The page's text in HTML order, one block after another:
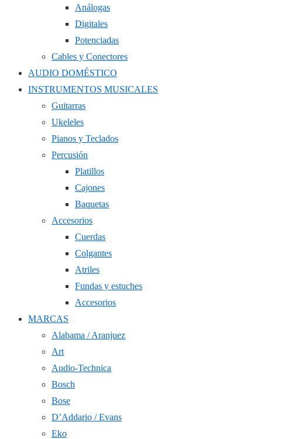
Análogas
Digitales
Potenciadas
Cables y Conectores
AUDIO DOMÉSTICO
INSTRUMENTOS MUSICALES
Guitarras
Ukeleles
Pianos y Teclados
Percusión
Platillos
Cajones
Baquetas
Accesorios
Cuerdas
Colgantes
Atriles
Fundas y estuches
Accesorios
MARCAS
Alabama / Aranjuez
Art
Audio-Technica
Bosch
Bose
D’Addario / Evans
Eko